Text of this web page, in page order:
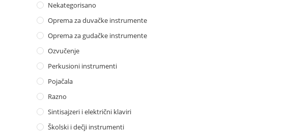
Nekategorisano
Oprema za duvačke instrumente
Oprema za gudačke instrumente
Ozvučenje
Perkusioni instrumenti
Pojačala
Razno
Sintisajzeri i električni klaviri
Školski i dečji instrumenti